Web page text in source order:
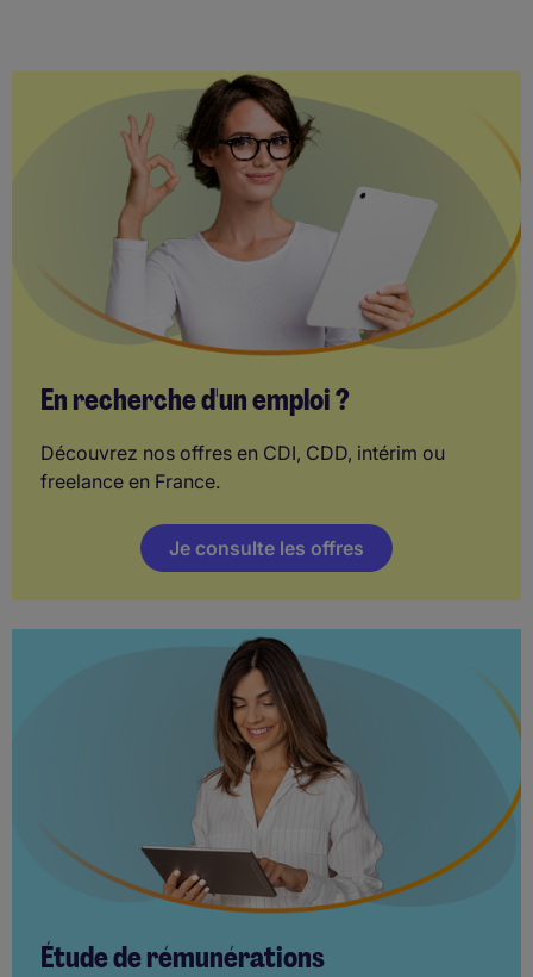
En recherche d'un emploi ?
Découvrez nos offres en CDI, CDD, intérim ou
freelance en France.
Je consulte les offres
Étude de rémunérations